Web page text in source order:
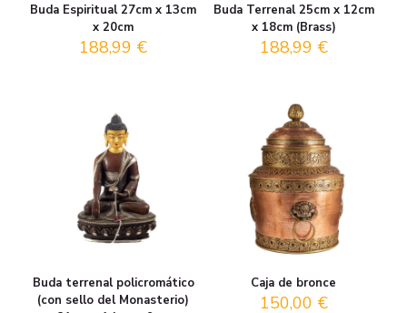
Buda Espiritual 27cm x 13cm
x 20cm
188,99 €
Buda Terrenal 25cm x 12cm
x 18cm (Brass)
188,99 €
Buda terrenal policromático
(con sello del Monasterio)
Caja de bronce
150,00 €